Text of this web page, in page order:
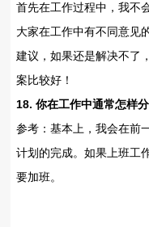
首先在工作过程中，我不
大家在工作中有不同意见
建议，如果还是解决不了
案比较好！
18. 你在工作中通常怎样
参考：基本上，我会在前
计划的完成。如果上班工
要加班。